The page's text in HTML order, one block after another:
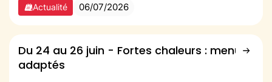
Actualité 06/07/2026
Du 24 au 26 juin - Fortes chaleurs : menus
adaptés